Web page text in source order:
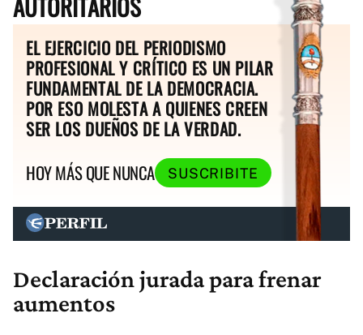
EL EJERCICIO DEL PERIODISMO
PROFESIONAL Y CRÍTICO ES UN PILAR
FUNDAMENTAL DE LA DEMOCRACIA.
POR ESO MOLESTA A QUIENES CREEN
SER LOS DUEÑOS DE LA VERDAD.
HOY MÁS QUE NUNCA
SUSCRIBITE
Declaración jurada para frenar
aumentos